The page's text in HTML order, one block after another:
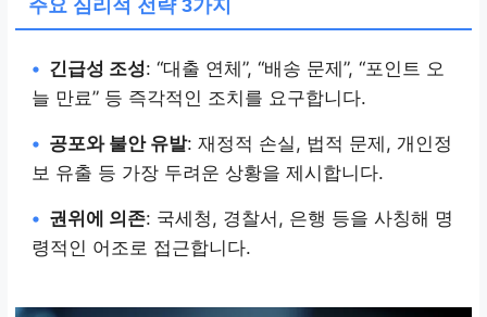
주요 심리적 전략 3가지
• 긴급성 조성: “대출 연체”, “배송 문제”, “포인트 오
늘 만료” 등 즉각적인 조치를 요구합니다.
• 공포와 불안 유발: 재정적 손실, 법적 문제, 개인정
보 유출 등 가장 두려운 상황을 제시합니다.
• 권위에 의존: 국세청, 경찰서, 은행 등을 사칭해 명
령적인 어조로 접근합니다.